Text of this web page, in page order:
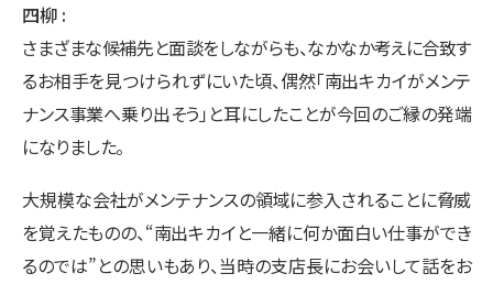
四柳
さまざまな候補先と面談をしながらも、なかなか考えに合致す
るお相手を見つけられずにいた頃、偶然「南出キカイがメンテ
ナンス事業へ乗り出そう」と耳にしたことが今回のご縁の発端
になりました。
大規模な会社がメンテナンスの領域に参入されることに脅威
を覚えたものの、“南出キカイと一緒に何か面白い仕事ができ
るのでは”との思いもあり、当時の支店長にお会いして話をお